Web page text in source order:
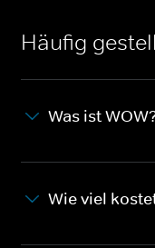
Häufig
Was ist
Wie viel